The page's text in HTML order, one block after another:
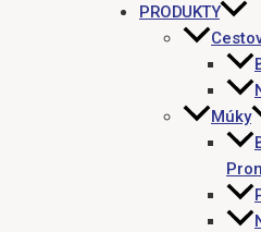
PRODUKTY
Múky